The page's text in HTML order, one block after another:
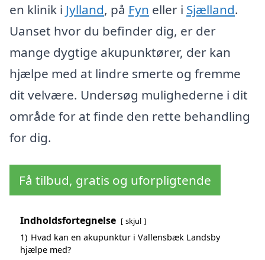
en klinik i Jylland, på Fyn eller i Sjælland.
Uanset hvor du befinder dig, er der
mange dygtige akupunktører, der kan
hjælpe med at lindre smerte og fremme
dit velvære. Undersøg mulighederne i dit
område for at finde den rette behandling
for dig.
Få tilbud, gratis og uforpligtende
Indholdsfortegnelse skjul
1) Hvad kan en akupunktur i Vallensbæk Landsby
hjælpe med?